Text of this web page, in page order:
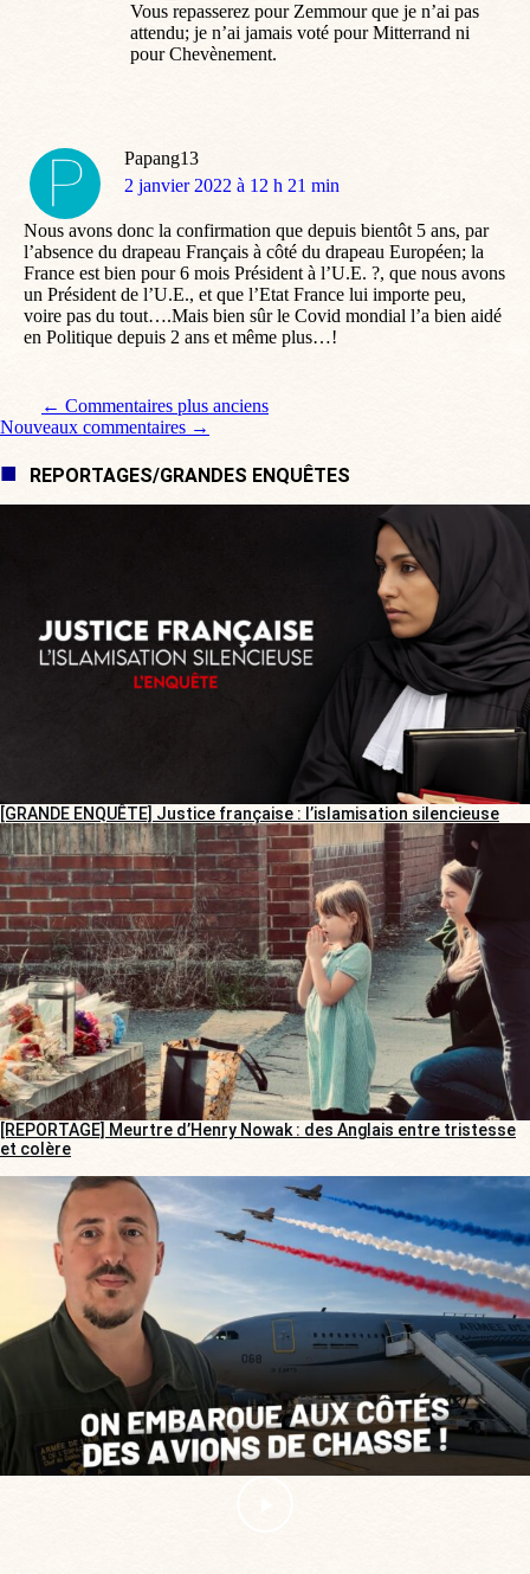
Vous repasserez pour Zemmour que je n’ai pas
attendu; je n’ai jamais voté pour Mitterrand ni
pour Chevènement.
Papang13
dit
2 janvier 2022 à 12 h 21 min
Nous avons donc la confirmation que depuis bientôt 5 ans, par
l’absence du drapeau Français à côté du drapeau Européen; la
France est bien pour 6 mois Président à l’U.E. ?, que nous avons
un Président de l’U.E., et que l’Etat France lui importe peu,
voire pas du tout….Mais bien sûr le Covid mondial l’a bien aidé
en Politique depuis 2 ans et même plus…!
Navigation de commentaire
← Commentaires plus anciens
Nouveaux commentaires →
REPORTAGES/GRANDES ENQUÊTES
[GRANDE ENQUÊTE] Justice française : l’islamisation silencieuse
[REPORTAGE] Meurtre d’Henry Nowak : des Anglais entre tristesse
et colère